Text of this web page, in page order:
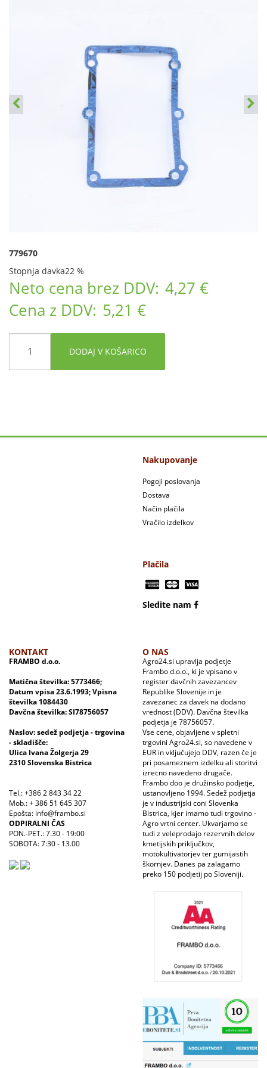
779670
Stopnja davka22 %
Neto cena brez DDV: 4,27 €
Cena z DDV: 5,21 €
DODAJ V KOŠARICO
Nakupovanje
Pogoji poslovanja
Dostava
Način plačila
Vračilo izdelkov
Plačila
Sledite nam
KONTAKT
FRAMBO d.o.o.
Matična številka: 5773466;
Datum vpisa 23.6.1993; Vpisna
številka 1084430
Davčna številka: SI78756057
Naslov: sedež podjetja - trgovina
- skladišče:
Ulica Ivana Žolgerja 29
2310 Slovenska Bistrica
Tel.: +386 2 843 34 22
Mob.: + 386 51 645 307
Epošta: info@frambo.si
ODPIRALNI ČAS
PON.-PET.: 7.30 - 19:00
SOBOTA: 7:30 - 13.00
O NAS
Agro24.si upravlja podjetje
Frambo d.o.o., ki je vpisano v
register davčnih zavezancev
Republike Slovenije in je
zavezanec za davek na dodano
vrednost (DDV). Davčna številka
podjetja je 78756057.
Vse cene, objavljene v spletni
trgovini Agro24.si, so navedene v
EUR in vključujejo DDV, razen če je
pri posameznem izdelku ali storitvi
izrecno navedeno drugače.
Frambo doo je družinsko podjetje,
ustanovljeno 1994. Sedež podjetja
je v industrijski coni Slovenka
Bistrica, kjer imamo tudi trgovino -
Agro vrtni center. Ukvarjamo se
tudi z veleprodajo rezervnih delov
kmetijskih priključkov,
motokultivatorjev ter gumijastih
škornjev. Danes pa zalagamo
preko 150 podjetij po Sloveniji.